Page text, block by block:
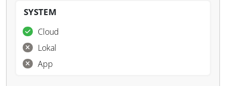
SYSTEM
Cloud
Lokal
App